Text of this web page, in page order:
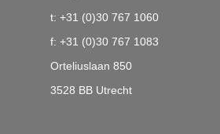
t: +31 (0)30 767 1060
f: +31 (0)30 767 1083
Orteliuslaan 850
3528 BB Utrecht